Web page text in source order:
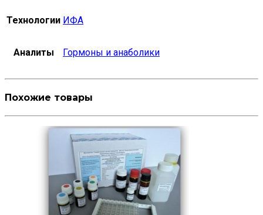
Технологии ИФА
Аналиты Гормоны и анаболики
Похожие товары